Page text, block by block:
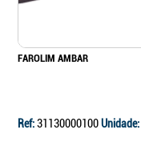
FAROLIM AMBAR
Ref:31130000100Unidade: